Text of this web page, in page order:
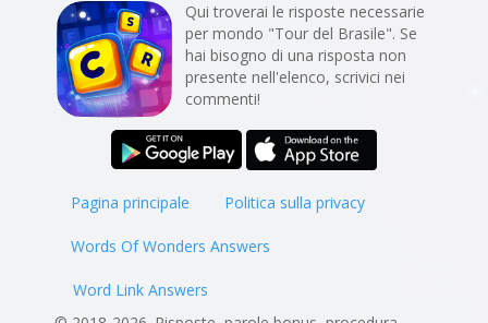
Qui troverai le risposte necessarie
per mondo "Tour del Brasile". Se
hai bisogno di una risposta non
presente nell'elenco, scrivici nei
commenti!
Pagina principale Politica sulla privacy
Words Of Wonders Answers
Word Link Answers